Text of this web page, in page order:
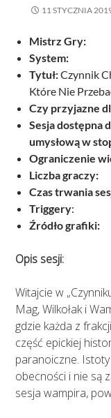
11 STYCZNIA
Mistrz Gry:
System:
Tytuł:Czynnik
Które Nie
Czy przyjazne
Sesja dostępna
umysłową w
Ograniczenie
Liczba graczy:
Czas trwania
Triggery:
Źródło grafiki:
Opis sesji:
Witajcie w
Mag, Wilkołak i
gdzie każda z
część epickiej
paranoiczne.
obecności i nie są
sesja wampira,